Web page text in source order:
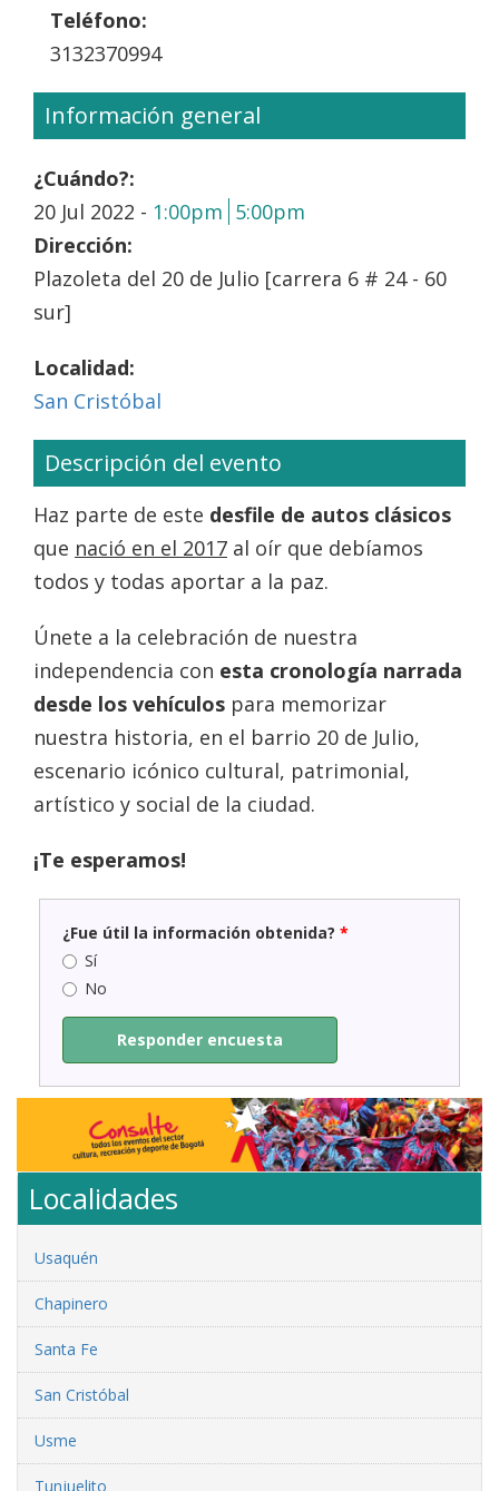
Teléfono:
3132370994
Información general
¿Cuándo?:
20 Jul 2022 - 1:00pm 5:00pm
Dirección:
Plazoleta del 20 de Julio [carrera 6 # 24 - 60
sur]
Localidad:
San Cristóbal
Descripción del evento
Haz parte de este desfile de autos clásicos
que nació en el 2017 al oír que debíamos
todos y todas aportar a la paz.
Únete a la celebración de nuestra
independencia con esta cronología narrada
desde los vehículos para memorizar
nuestra historia, en el barrio 20 de Julio,
escenario icónico cultural, patrimonial,
artístico y social de la ciudad.
¡Te esperamos!
¿Fue útil la información obtenida? *
Sí
No
Responder encuesta
Localidades
Usaquén
Chapinero
Santa Fe
San Cristóbal
Usme
Tunjuelito